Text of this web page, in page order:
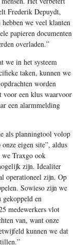
Frederik Depuydt,
we veel klanten
papieren documenten
overladen.”
we in het systeem
taken, kunnen we
worden
voor een klus waarvoor
een alarmmelding
als planningtool volop
eigen site”, aldus
Traxgo ook
zijn. Idealiter
operationeel zijn. Op
Sowieso zijn we
en
medewerkers vlot
van, want onze
kunnen we dat